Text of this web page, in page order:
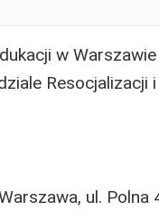
w
Resocjalizacji
ul. Polna